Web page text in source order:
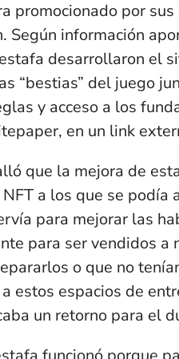
promocionado por
. Según información
desarrollaron el
“bestias” del juego
y acceso a los
en un link
que la mejora de
a los que se podía
para mejorar las
para ser vendidos
o que no
estos espacios de
un retorno para el